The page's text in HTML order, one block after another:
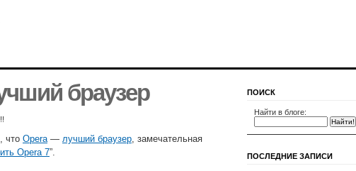
браузер
что Opera— лучший браузер, замечательная
Opera 7”.
ПОИСК
Найти в блоге:
ПОСЛЕДНИЕ ЗАПИСИ